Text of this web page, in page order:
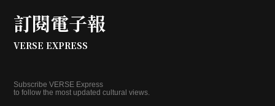
訂閱電子報
VERSE EXPRESS
Subscribe VERSE Express
to follow the most updated cultural views.